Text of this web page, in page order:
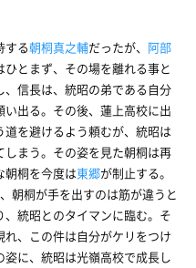
する朝桐真之輔だったが、 阿部
とまず、その場を離れる事と
信長は、統昭の弟である自分
出る。その後、蓮上高校に出
道を避けるよう頼むが、統昭は
まう。その姿を見た朝桐は再
朝桐を今度は東郷が制止する。
朝桐が手を出すのは筋が違うと
統昭とのタイマンに臨む。そ
、この件は自分がケリをつけ
に、統昭は光嶺高校で成長し